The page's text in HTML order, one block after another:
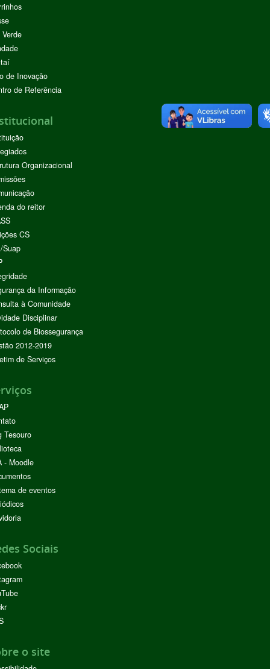
de Inovação
de Referência
Organizacional
do reitor
CS
Suap
da Informação
à Comunidade
Disciplinar
de Biossegurança
2012-2019
de Serviços
Tesouro
- Moodle
de eventos
Sociais
o site